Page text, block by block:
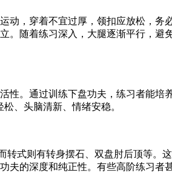
，穿着不宜过厚，领扣应放松，务
随着练习深入，大腿逐渐平行，避
。通过训练下盘功夫，练习者能培
、头脑清新、情绪安稳。
式则有转身摆石、双盘肘后顶等。
的深度和纯正性。有些高阶练习者